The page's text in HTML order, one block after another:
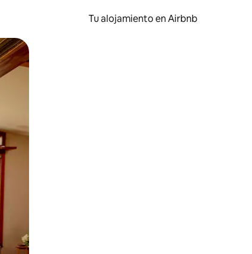
Tu alojamiento en Airbnb